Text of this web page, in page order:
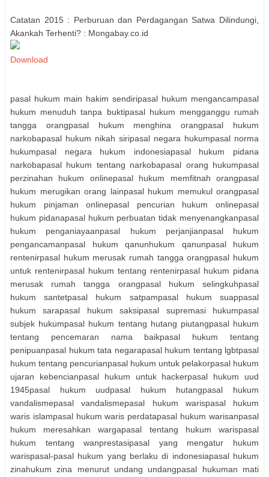
Catatan 2015 : Perburuan dan Perdagangan Satwa Dilindungi,
Akankah Terhenti? : Mongabay.co.id
Download
pasal hukum main hakim sendiripasal hukum mengancampasal
hukum menuduh tanpa buktipasal hukum mengganggu rumah
tangga orangpasal hukum menghina orangpasal hukum
narkobapasal hukum nikah siripasal negara hukumpasal norma
hukumpasal negara hukum indonesiapasal hukum pidana
narkobapasal hukum tentang narkobapasal orang hukumpasal
perzinahan hukum onlinepasal hukum memfitnah orangpasal
hukum merugikan orang lainpasal hukum memukul orangpasal
hukum pinjaman onlinepasal pencurian hukum onlinepasal
hukum pidanapasal hukum perbuatan tidak menyenangkanpasal
hukum penganiayaanpasal hukum perjanjianpasal hukum
pengancamanpasal hukum qanunhukum qanunpasal hukum
rentenirpasal hukum merusak rumah tangga orangpasal hukum
untuk rentenirpasal hukum tentang rentenirpasal hukum pidana
merusak rumah tangga orangpasal hukum selingkuhpasal
hukum santetpasal hukum satpampasal hukum suappasal
hukum sarapasal hukum saksipasal supremasi hukumpasal
subjek hukumpasal hukum tentang hutang piutangpasal hukum
tentang pencemaran nama baikpasal hukum tentang
penipuanpasal hukum tata negarapasal hukum tentang lgbtpasal
hukum tentang pencurianpasal hukum untuk pelakorpasal hukum
ujaran kebencianpasal hukum untuk hackerpasal hukum uud
1945pasal hukum uudpasal hukum hutangpasal hukum
vandalismepasal vandalismepasal hukum warispasal hukum
waris islampasal hukum waris perdatapasal hukum warisanpasal
hukum meresahkan wargapasal tentang hukum warispasal
hukum tentang wanprestasipasal yang mengatur hukum
warispasal-pasal hukum yang berlaku di indonesiapasal hukum
zinahukum zina menurut undang undangpasal hukuman mati